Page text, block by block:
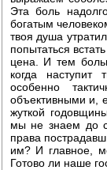
Эта боль
богатым
твоя душа
попытаться
цена. И тем
когда
особенно
объективными и,
жуткой
мы не знаем до
права
им? И главное,
Готово ли наше